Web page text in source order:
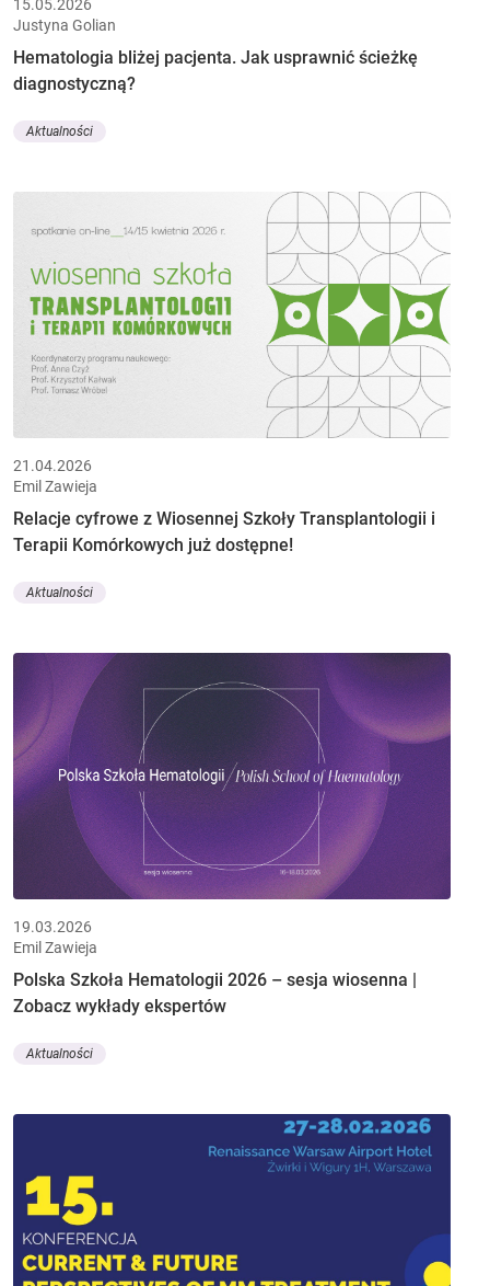
15.05.2026
Justyna Golian
Hematologia bliżej pacjenta. Jak usprawnić ścieżkę
diagnostyczną?
Aktualności
21.04.2026
Emil Zawieja
Relacje cyfrowe z Wiosennej Szkoły Transplantologii i
Terapii Komórkowych już dostępne!
Aktualności
19.03.2026
Emil Zawieja
Polska Szkoła Hematologii 2026 – sesja wiosenna |
Zobacz wykłady ekspertów
Aktualności